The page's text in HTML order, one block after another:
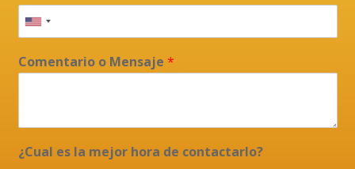
Comentario o Mensaje *
¿Cual es la mejor hora de contactarlo?